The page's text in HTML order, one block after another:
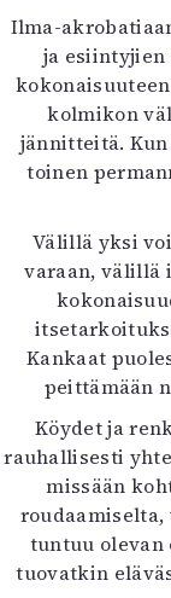
Ilma-
ja esiintyjien
kolmikon
jännitteitä.
toinen
Välillä yksi
varaan, välillä
Kankaat
peittämään
Köydet ja
rauhallisesti
missään
roudaamiselta,
tuntuu olevan
tuovatkin